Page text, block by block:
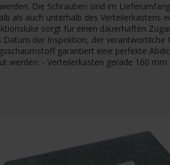
Die Schrauben sind im
als auch unterhalb des Verteilerkastens
sorgt für einen dauerhaften
der Inspektion, der verantwortliche
garantiert eine perfekte
- Verteilerkasten gerade 160 mm